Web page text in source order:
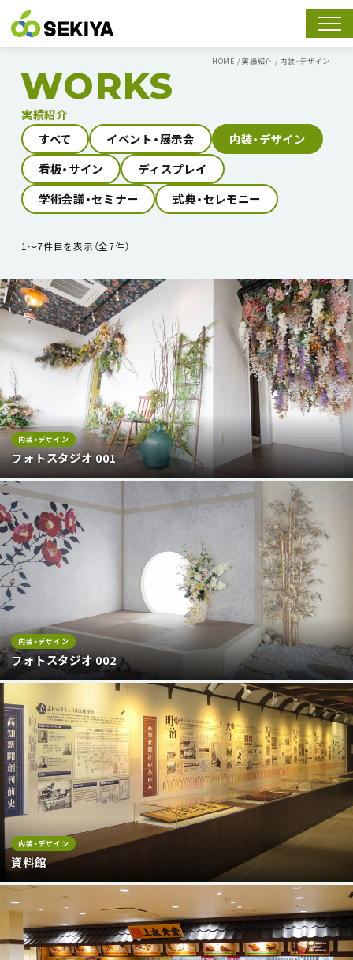
スマ
HOME /実績紹介 / 内装・デザイン
WORKS
実績紹介
すべて
イベント・展示会
内装・デザイン
看板・サイン
ディスプレイ
学術会議・セミナー
式典・セレモニー
1〜7件目を表示（全7件）
内装・デザイン
フォトスタジオ 001
内装・デザイン
フォトスタジオ 002
内装・デザイン
資料館